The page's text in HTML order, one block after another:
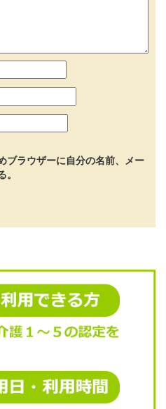
ブラウザーに自分の名前、メー